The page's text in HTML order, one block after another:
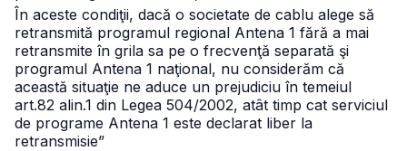
În aceste condiţii, dacă o societate de cablu alege să
retransmită programul regional Antena 1 fără a mai
retransmite în grila sa pe o frecvenţă separată şi
programul Antena 1 naţional, nu considerăm că
această situaţie ne aduce un prejudiciu în temeiul
art.82 alin.1 din Legea 504/2002, atât timp cat serviciul
de programe Antena 1 este declarat liber la
retransmisie”